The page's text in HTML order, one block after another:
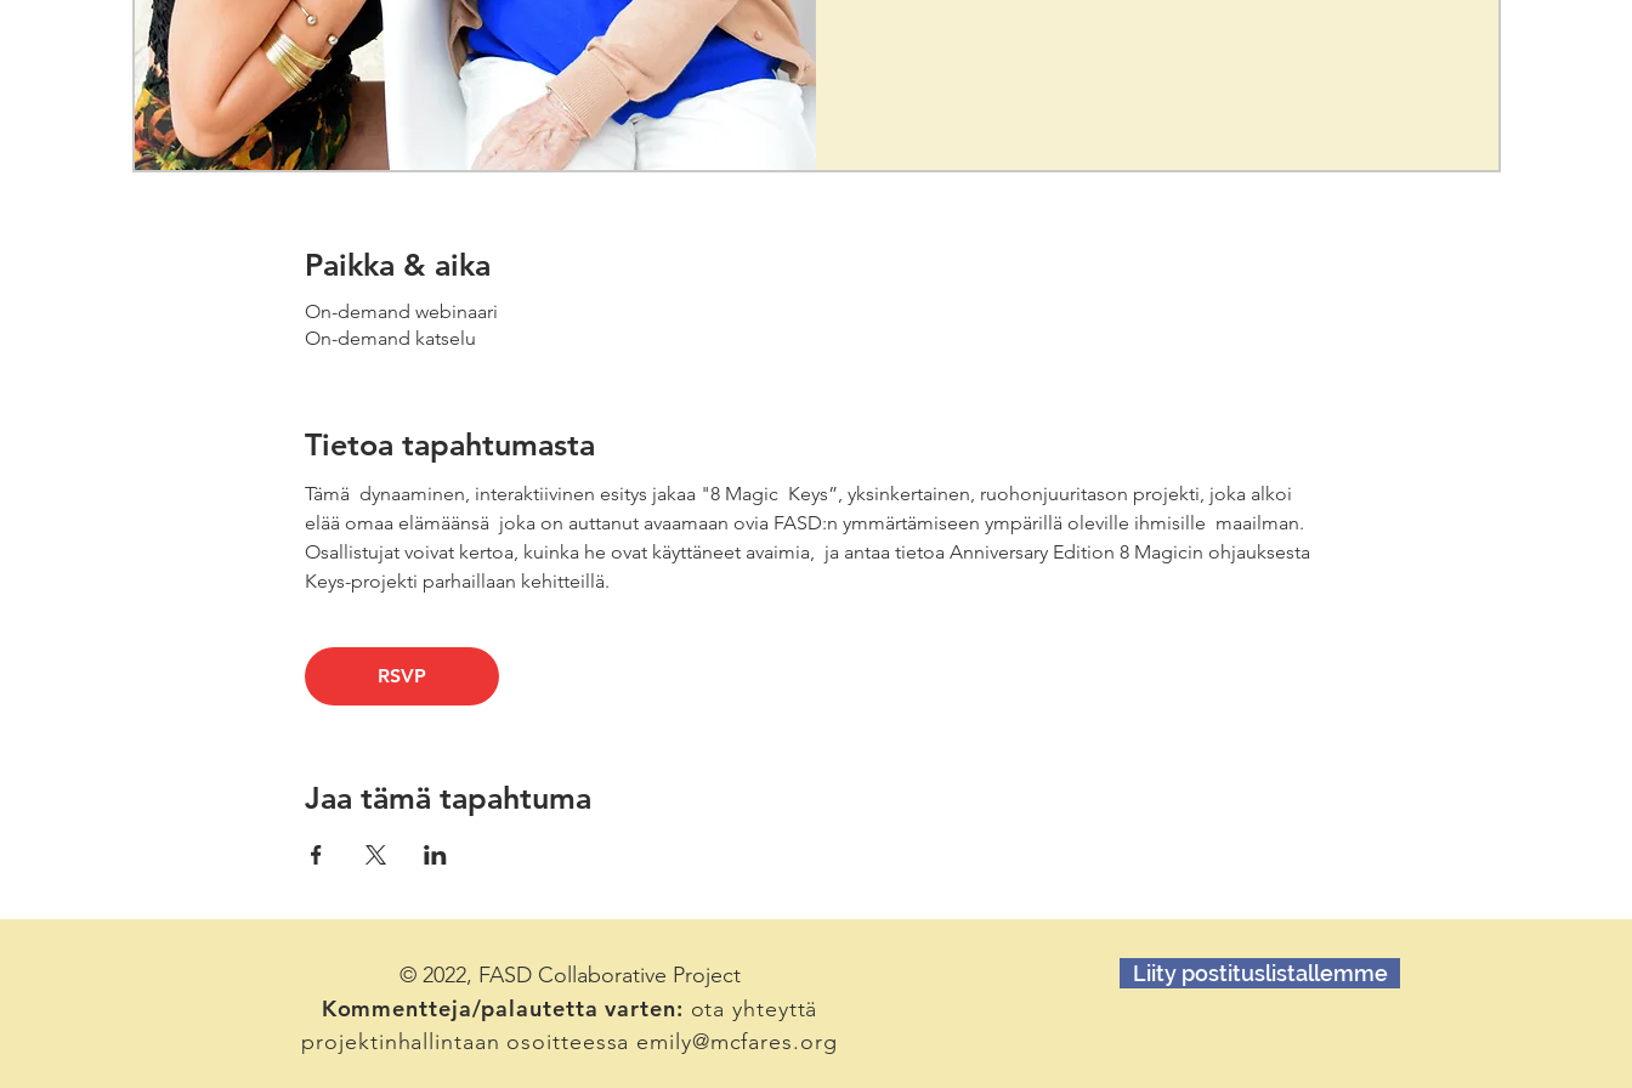
Paikka & aika
On-demand webinaari
On-demand katselu
Tietoa tapahtumasta
Tämä  dynaaminen, interaktiivinen esitys jakaa "8 Magic  Keys”, yksinkertainen, ruohonjuuritason projekti, joka alkoi
elää omaa elämäänsä  joka on auttanut avaamaan ovia FASD:n ymmärtämiseen ympärillä oleville ihmisille  maailman.
Osallistujat voivat kertoa, kuinka he ovat käyttäneet avaimia,  ja antaa tietoa Anniversary Edition 8 Magicin ohjauksesta
Keys-projekti parhaillaan kehitteillä.
RSVP
Jaa tämä tapahtuma
© 2022, FASD Collaborative Project
Kommentteja/palautetta varten: ota yhteyttä
projektinhallintaan osoitteessa emily@mcfares.org
Liity postituslistallemme